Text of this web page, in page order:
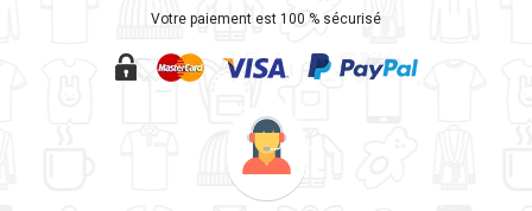
Votre paiement est 100 % sécurisé